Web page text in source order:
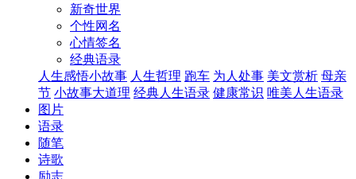
新奇世界
个性网名
心情签名
经典语录
人生感悟小故事 人生哲理 跑车 为人处事 美文赏析 母亲
节 小故事大道理 经典人生语录 健康常识 唯美人生语录
图片
语录
随笔
诗歌
励志